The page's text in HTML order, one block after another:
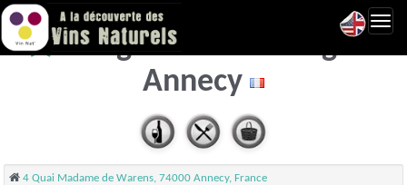
Midget Cave à manger -
Annecy
4 Quai Madame de Warens, 74000 Annecy, France